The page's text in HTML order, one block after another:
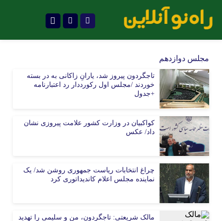
مجلس دوازدهم
تاجگردون پیروز شد، یارانِ زاکانی به در بسته
خوردند /مجلس اول رکورددار رد اعتبارنامه
+جدول
کواکبیان در وزارت کشور علامت پیروزی نشان
داد/ عکس
چراغ انتخابات ریاست جمهوری روشن شد/ یک
نماینده مجلس اعلام کاندیداتوری کرد
مالک شریعتی: تاجگردون، من و سلیمی را تهدید